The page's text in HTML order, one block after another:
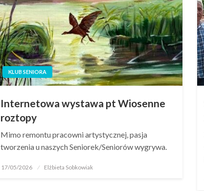
KLUB SENIORA
Internetowa wystawa pt Wiosenne
roztopy
Mimo remontu pracowni artystycznej, pasja
tworzenia u naszych Seniorek/Seniorów wygrywa.
17/05/2026 Elżbieta Sobkowiak